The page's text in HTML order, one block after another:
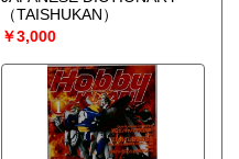
（TAISHUKAN）
￥3,000